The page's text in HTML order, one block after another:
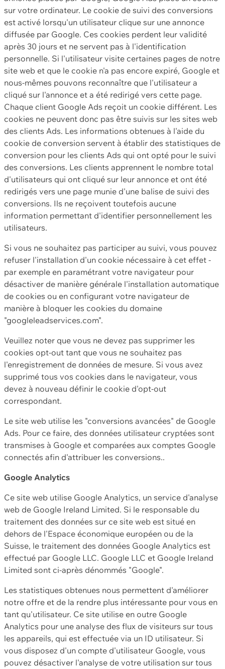
sur votre ordinateur. Le cookie de suivi des conversions
est activé lorsqu'un utilisateur clique sur une annonce
diffusée par Google. Ces cookies perdent leur validité
après 30 jours et ne servent pas à l'identification
personnelle. Si l'utilisateur visite certaines pages de notre
site web et que le cookie n'a pas encore expiré, Google et
nous-mêmes pouvons reconnaître que l'utilisateur a
cliqué sur l'annonce et a été redirigé vers cette page.
Chaque client Google Ads reçoit un cookie différent. Les
cookies ne peuvent donc pas être suivis sur les sites web
des clients Ads. Les informations obtenues à l'aide du
cookie de conversion servent à établir des statistiques de
conversion pour les clients Ads qui ont opté pour le suivi
des conversions. Les clients apprennent le nombre total
d'utilisateurs qui ont cliqué sur leur annonce et ont été
redirigés vers une page munie d'une balise de suivi des
conversions. Ils ne reçoivent toutefois aucune
information permettant d'identifier personnellement les
utilisateurs.
Si vous ne souhaitez pas participer au suivi, vous pouvez
refuser l'installation d'un cookie nécessaire à cet effet -
par exemple en paramétrant votre navigateur pour
désactiver de manière générale l'installation automatique
de cookies ou en configurant votre navigateur de
manière à bloquer les cookies du domaine
"googleleadservices.com".
Veuillez noter que vous ne devez pas supprimer les
cookies opt-out tant que vous ne souhaitez pas
l'enregistrement de données de mesure. Si vous avez
supprimé tous vos cookies dans le navigateur, vous
devez à nouveau définir le cookie d'opt-out
correspondant.
Le site web utilise les "conversions avancées" de Google
Ads. Pour ce faire, des données utilisateur cryptées sont
transmises à Google et comparées aux comptes Google
connectés afin d'attribuer les conversions..
Google Analytics
Ce site web utilise Google Analytics, un service d'analyse
web de Google Ireland Limited. Si le responsable du
traitement des données sur ce site web est situé en
dehors de l'Espace économique européen ou de la
Suisse, le traitement des données Google Analytics est
effectué par Google LLC. Google LLC et Google Ireland
Limited sont ci-après dénommés "Google".
Les statistiques obtenues nous permettent d'améliorer
notre offre et de la rendre plus intéressante pour vous en
tant qu'utilisateur. Ce site utilise en outre Google
Analytics pour une analyse des flux de visiteurs sur tous
les appareils, qui est effectuée via un ID utilisateur. Si
vous disposez d'un compte d'utilisateur Google, vous
pouvez désactiver l'analyse de votre utilisation sur tous